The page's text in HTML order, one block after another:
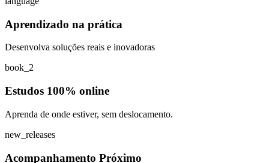
Aprendizado na prática
Desenvolva soluções reais e inovadoras
book_2
Estudos 100% online
Aprenda de onde estiver, sem deslocamento.
new_releases
Acompanhamento Próximo